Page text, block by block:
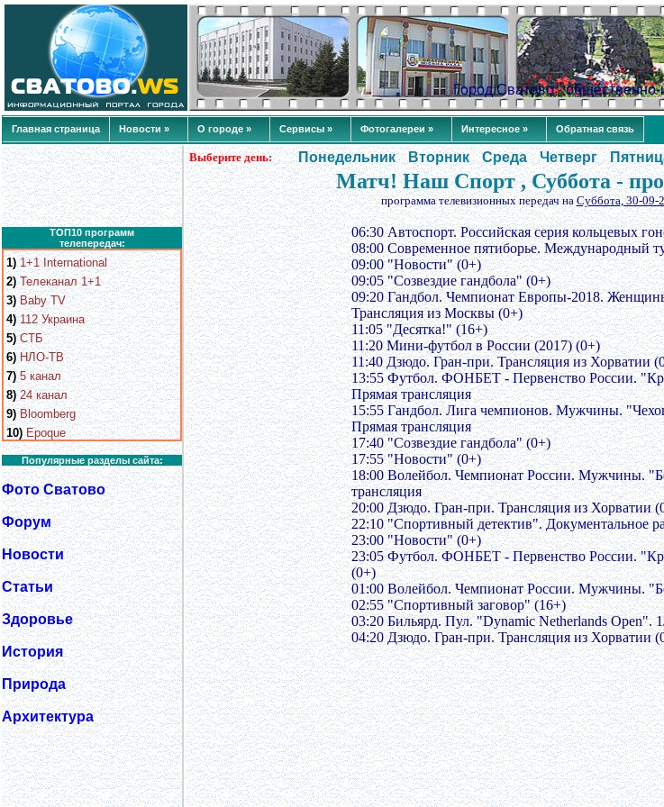
Город Сватово -
Главная страница Новости » О городе » Сервисы » Фотогалереи » Интересное » Обратная связь
ТОП10 программ
телепередач:
1) 1+1 International
2) Телеканал 1+1
3) Baby TV
4) 112 Украина
5) СТБ
6) НЛО-ТВ
7) 5 канал
8) 24 канал
9) Bloomberg
10) Epoque
Популярные разделы сайта:
Фото Сватово
Форум
Новости
Статьи
Здоровье
История
Природа
Архитектура
Выберите день: Понедельник Вторник Среда Четверг
Матч! Наш Спорт , Суббота -
программа телевизионных передач наСуббота, 30-09-
06:30 Автоспорт. Российская серия кольцевых
08:00 Современное пятиборье. Международный
09:00 "Новости" (0+)
09:05 "Созвездие гандбола" (0+)
09:20 Гандбол. Чемпионат Европы-2018.
Трансляция из Москвы (0+)
11:05 "Десятка!" (16+)
11:20 Мини-футбол в России (2017) (0+)
11:40 Дзюдо. Гран-при. Трансляция из Хорватии
13:55 Футбол. ФОНБЕТ - Первенство России.
Прямая трансляция
15:55 Гандбол. Лига чемпионов. Мужчины.
Прямая трансляция
17:40 "Созвездие гандбола" (0+)
17:55 "Новости" (0+)
18:00 Волейбол. Чемпионат России. Мужчины.
трансляция
20:00 Дзюдо. Гран-при. Трансляция из Хорватии
22:10 "Спортивный детектив". Документальное
23:00 "Новости" (0+)
23:05 Футбол. ФОНБЕТ - Первенство России.
(0+)
01:00 Волейбол. Чемпионат России. Мужчины.
02:55 "Спортивный заговор" (16+)
03:20 Бильярд. Пул. "Dynamic Netherlands Open".
04:20 Дзюдо. Гран-при. Трансляция из Хорватии